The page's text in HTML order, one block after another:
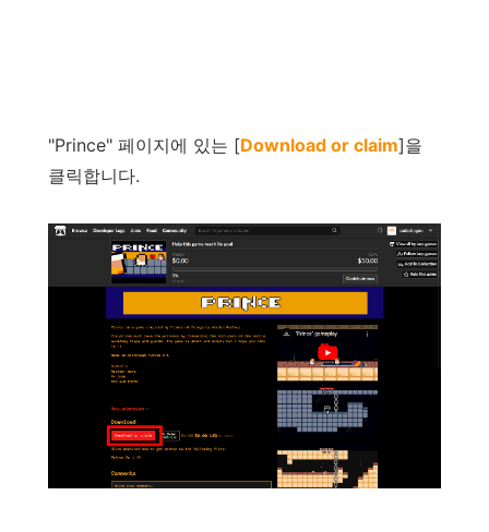
"Prince" 페이지에 있는 [Download or claim]을
클릭합니다.